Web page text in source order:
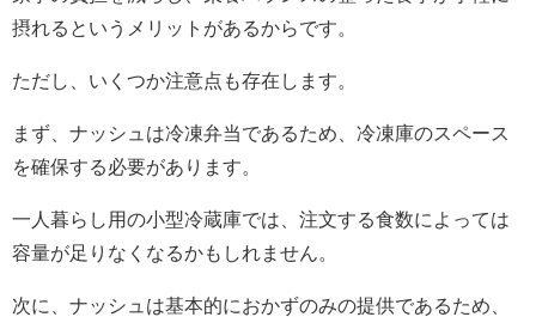
摂れるというメリットがあるからです。
ただし、いくつか注意点も存在します。
まず、ナッシュは冷凍弁当であるため、冷凍庫のスペース
を確保する必要があります。
一人暮らし用の小型冷蔵庫では、注文する食数によっては
容量が足りなくなるかもしれません。
次に、ナッシュは基本的におかずのみの提供であるため、